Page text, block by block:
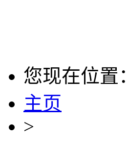
您现在位置：
主页
>